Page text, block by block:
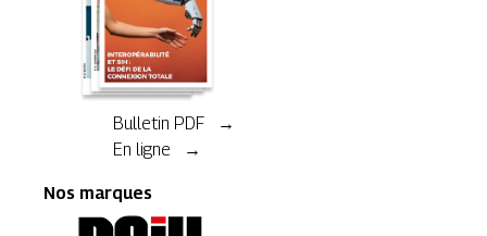
Bulletin PDF →
En ligne →
Nos marques